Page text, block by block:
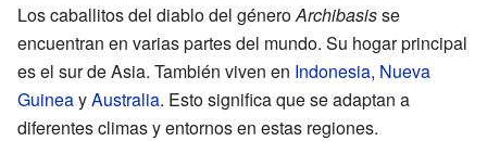
Los caballitos del diablo del géneroArchibasisse
encuentran en varias partes del mundo. Su hogar principal
es el sur de Asia. También viven en Indonesia, Nueva
GuineayAustralia. Esto significa que se adaptan a
diferentes climas y entornos en estas regiones.